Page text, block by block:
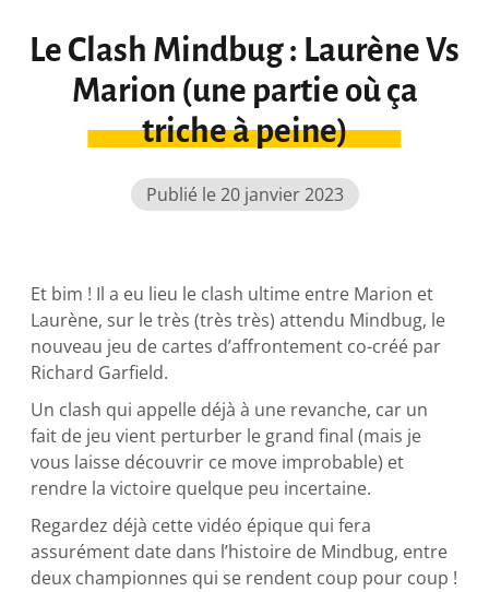
Le Clash Mindbug : Laurène Vs
Marion (une partie où ça
triche à peine)
Publié le 20 janvier 2023
Et bim ! Il a eu lieu le clash ultime entre Marion et
Laurène, sur le très (très très) attendu Mindbug, le
nouveau jeu de cartes d’affrontement co-créé par
Richard Garfield.
Un clash qui appelle déjà à une revanche, car un
fait de jeu vient perturber le grand final (mais je
vous laisse découvrir ce move improbable) et
rendre la victoire quelque peu incertaine.
Regardez déjà cette vidéo épique qui fera
assurément date dans l’histoire de Mindbug, entre
deux championnes qui se rendent coup pour coup !